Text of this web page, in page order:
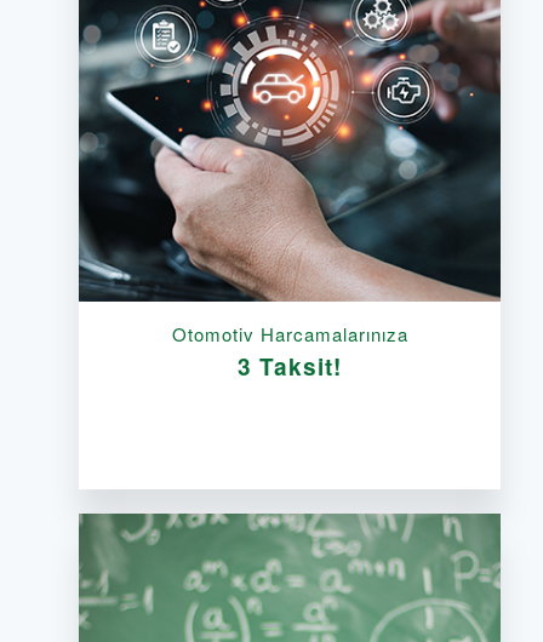
Otomotiv Harcamalarınıza
3 Taksit!